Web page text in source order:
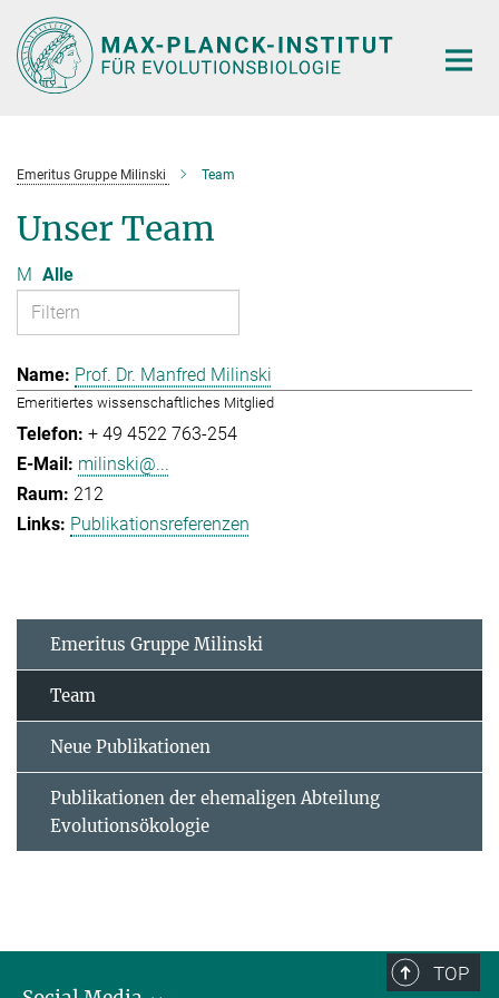
Hauptinhalt
Emeritus Gruppe Milinski Team
Unser Team
M Alle
Prof. Dr. Manfred Milinski
Emeritiertes wissenschaftliches Mitglied
+ 49 4522 763-254
milinski@...
212
Publikationsreferenzen
Emeritus Gruppe Milinski
Team
Neue Publikationen
Publikationen der ehemaligen Abteilung
Evolutionsökologie
TOP